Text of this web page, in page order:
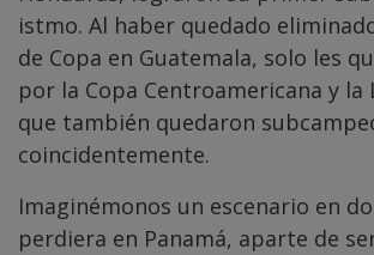
istmo. Al haber quedado
de Copa en Guatemala, solo les
por la Copa Centroamericana y la
que también quedaron
coincidentemente.
Imaginémonos un escenario en
perdiera en Panamá, aparte de